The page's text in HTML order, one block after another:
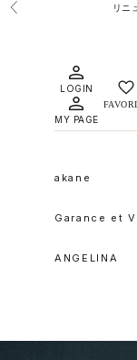
コンテンツへスキップ
前へ リニ
LOGIN
MY PAGE
akane
Garance et
ANGELINA